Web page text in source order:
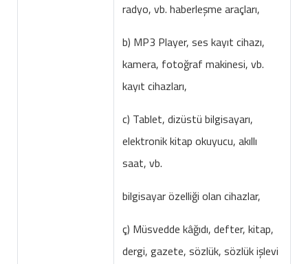
radyo, vb. haberleşme araçları,
b) MP3 Player, ses kayıt cihazı,
kamera, fotoğraf makinesi, vb.
kayıt cihazları,
c) Tablet, dizüstü bilgisayarı,
elektronik kitap okuyucu, akıllı
saat, vb.
bilgisayar özelliği olan cihazlar,
ç) Müsvedde kâğıdı, defter, kitap,
dergi, gazete, sözlük, sözlük işlevi